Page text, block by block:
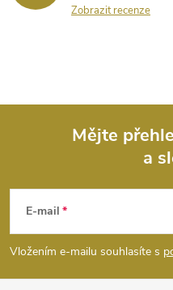
Zobrazit recenze
p
Mějte
a
E-mail
Vložením e-mailu souhlasíte s